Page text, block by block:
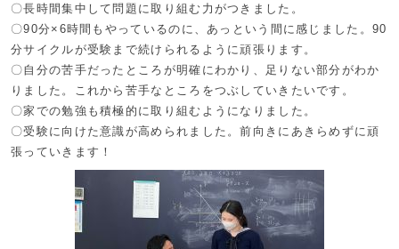
〇長時間集中して問題に取り組む力がつきました。
〇90分×6時間もやっているのに、あっという間に感じました。90
分サイクルが受験まで続けられるように頑張ります。
〇自分の苦手だったところが明確にわかり、足りない部分がわか
りました。これから苦手なところをつぶしていきたいです。
〇家での勉強も積極的に取り組むようになりました。
〇受験に向けた意識が高められました。前向きにあきらめずに頑
張っていきます！